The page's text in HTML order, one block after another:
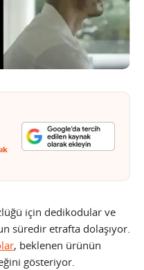
için dedikodular ve
süredir etrafta dolaşıyor.
, beklenen ürünün
gösteriyor.